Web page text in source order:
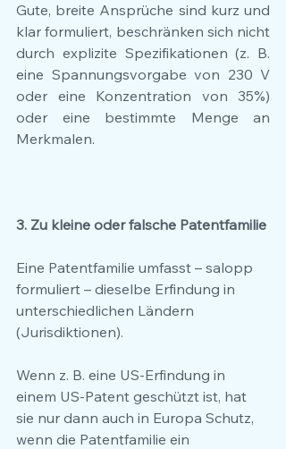
Gute, breite Ansprüche sind kurz und
klar formuliert, beschränken sich nicht
durch explizite Spezifikationen (z. B.
eine Spannungsvorgabe von 230 V
oder eine Konzentration von 35%)
oder eine bestimmte Menge an
Merkmalen.
3. Zu kleine oder falsche Patentfamilie
Eine Patentfamilie umfasst – salopp
formuliert – dieselbe Erfindung in
unterschiedlichen Ländern
(Jurisdiktionen).
Wenn z. B. eine US-Erfindung in
einem US-Patent geschützt ist, hat
sie nur dann auch in Europa Schutz,
wenn die Patentfamilie ein